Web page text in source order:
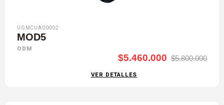
UGMCUA00002
MOD5
ODM
$5.460.000 $5.800.000
VER DETALLES